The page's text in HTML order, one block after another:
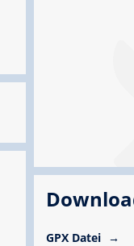
GPX Datei